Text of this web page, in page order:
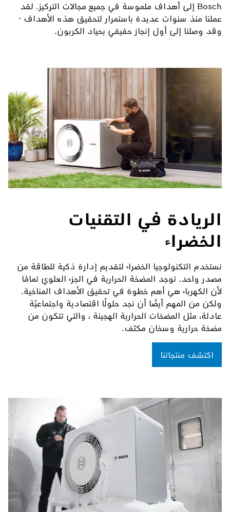
Bosch إلى أهداف ملموسة في جميع مجالات التركيز. لقد
عملنا منذ سنوات عديدة باستمرار لتحقيق هذه الأهداف -
وقد وصلنا إلى أول إنجاز حقيقي بحياد الكربون.
الريادة في التقنيات
الخضراء
نستخدم التكنولوجيا الخضراء لتقديم إدارة ذكية للطاقة من
مصدر واحد. توجد المضخة الحرارية في الجزء العلوي تمامًا
لأن الكهرباء هي أهم خطوة في تحقيق الأهداف المناخية.
ولكن من المهم أيضًا أن نجد حلولًا اقتصادية واجتماعيًة
عادلة، مثل المضخات الحرارية الهجينة ، والتي تتكون من
مضخة حرارية وسخان مكثف.
اكتشف منتجاتنا